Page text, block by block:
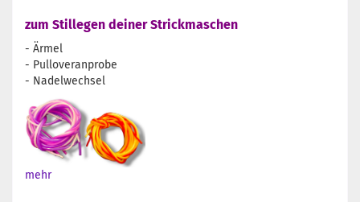
zum Stillegen deiner Strickmaschen
- Ärmel
- Pulloveranprobe
- Nadelwechsel
mehr